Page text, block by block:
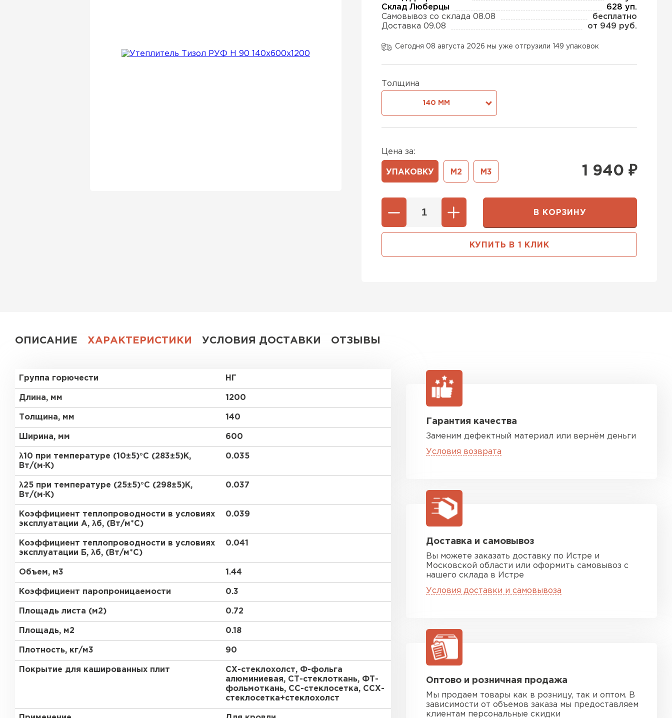
Склад Люберцы
628 уп.
Самовывоз со склада 08.08
бесплатно
Доставка 09.08
от 949 руб.
Сегодня 08 августа 2026 мы уже отгрузили 149 упаковок
Толщина
140 ММ
Цена за:
УПАКОВКУ М2 М3 1 940 ₽
В КОРЗИНУ
КУПИТЬ В 1 КЛИК
ОПИСАНИЕ ХАРАКТЕРИСТИКИ УСЛОВИЯ ДОСТАВКИ ОТЗЫВЫ
Группа горючести НГ
Длина, мм 1200
Толщина, мм 140
Ширина, мм 600
λ10 при температуре (10±5)°С (283±5)К,
Вт/(м·К)
0.035
λ25 при температуре (25±5)°С (298±5)К,
Вт/(м·К)
0.037
Коэффициент теплопроводности в условиях
эксплуатации А, λб, (Вт/м*С)
0.039
Коэффициент теплопроводности в условиях
эксплуатации Б, λб, (Вт/м*С)
0.041
Объем, м3 1.44
Коэффициент паропроницаемости 0.3
Площадь листа (м2) 0.72
Площадь, м2 0.18
Плотность, кг/м3 90
Покрытие для кашированных плит
СХ-стеклохолст, Ф-фольга
алюминиевая, СТ-стеклоткань, ФТ-
фольмоткань, СС-стеклосетка, ССХ-
стеклосетка+стеклохолст
Гарантия качества
Заменим дефектный материал или вернём деньги
Условия возврата
Доставка и самовывоз
Вы можете заказать доставку по Истре и
Московской области или оформить самовывоз с
нашего склада в Истре
Условия доставки и самовывоза
Оптово и розничная продажа
Мы продаем товары как в розницу, так и оптом. В
зависимости от объемов заказа мы предоставляем
клиентам персональные скидки
ПЕРЕЙТИ
Утеплитель Xotpipe
Утеплитель Тимплэкс
ПЕРЕЙТИ
ПЕРЕЙТИ
Рулонная кровля Брит
ПЕРЕЙТИ
Утеплитель Knauf
ПЕРЕЙТИ ПЕРЕЙТИ
Утеплитель Isover Утеплитель Paroc
ПЕРЕЙТИ
ПЕРЕЙТИ
ПЕРЕЙТИ
Утеплитель Ursa
ПЕРЕЙТИ
Утеплитель Белтеп
Утеплитель Термит
Утеплитель Ruspanel
Утеплитель Брит
Утеплитель Basfiber
Утеплитель Xotpipe